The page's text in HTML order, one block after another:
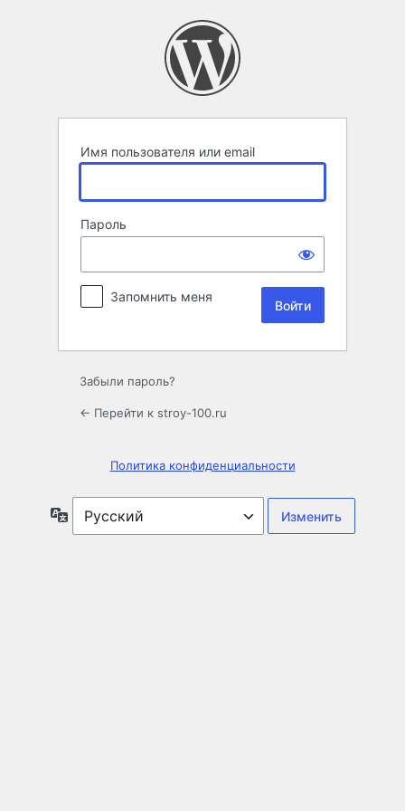
Имя пользователя или email
Пароль
Запомнить меня
Забыли пароль?
← Перейти к stroy-100.ru
Политика конфиденциальности
Язык